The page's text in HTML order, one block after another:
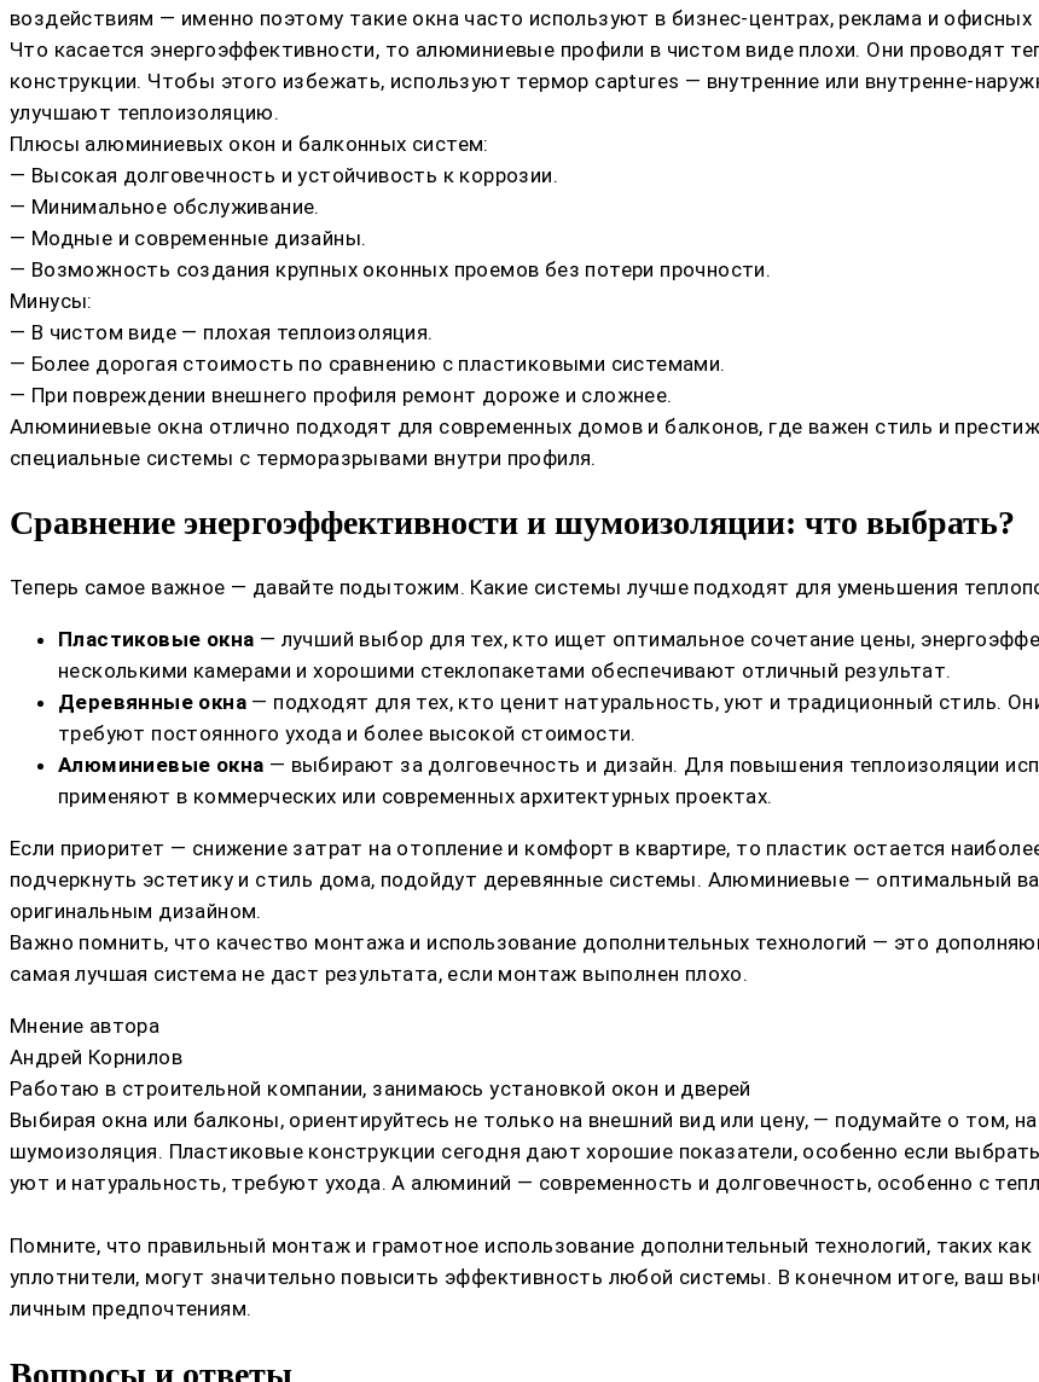
воздействиям — именно поэтому такие окна часто используют в бизнес-центрах, реклама и
Что касается энергоэффективности, то алюминиевые профили в чистом виде плохи. Они проводят
конструкции. Чтобы этого избежать, используют термор captures — внутренние или внутренне-
улучшают теплоизоляцию.
Плюсы алюминиевых окон и балконных систем:
— Высокая долговечность и устойчивость к коррозии.
— Минимальное обслуживание.
— Модные и современные дизайны.
— Возможность создания крупных оконных проемов без потери прочности.
Минусы:
— В чистом виде — плохая теплоизоляция.
— Более дорогая стоимость по сравнению с пластиковыми системами.
— При повреждении внешнего профиля ремонт дороже и сложнее.
Алюминиевые окна отлично подходят для современных домов и балконов, где важен стиль и
специальные системы с терморазрывами внутри профиля.
Сравнение энергоэффективности и шумоизоляции: что выбрать?
Теперь самое важное — давайте подытожим. Какие системы лучше подходят для уменьшения
Пластиковые окна — лучший выбор для тех, кто ищет оптимальное сочетание цены,
несколькими камерами и хорошими стеклопакетами обеспечивают отличный результат.
Деревянные окна — подходят для тех, кто ценит натуральность, уют и традиционный стиль.
требуют постоянного ухода и более высокой стоимости.
Алюминиевые окна — выбирают за долговечность и дизайн. Для повышения теплоизоляции
применяют в коммерческих или современных архитектурных проектах.
Если приоритет — снижение затрат на отопление и комфорт в квартире, то пластик остается
подчеркнуть эстетику и стиль дома, подойдут деревянные системы. Алюминиевые — оптимальный
оригинальным дизайном.
Важно помнить, что качество монтажа и использование дополнительных технологий — это
самая лучшая система не даст результата, если монтаж выполнен плохо.
Мнение автора
Андрей Корнилов
Работаю в строительной компании, занимаюсь установкой окон и дверей
Выбирая окна или балконы, ориентируйтесь не только на внешний вид или цену, — подумайте о том,
шумоизоляция. Пластиковые конструкции сегодня дают хорошие показатели, особенно если
уют и натуральность, требуют ухода. А алюминий — современность и долговечность, особенно с
Помните, что правильный монтаж и грамотное использование дополнительный технологий, таких
уплотнители, могут значительно повысить эффективность любой системы. В конечном итоге, ваш
личным предпочтениям.
Вопросы и ответы